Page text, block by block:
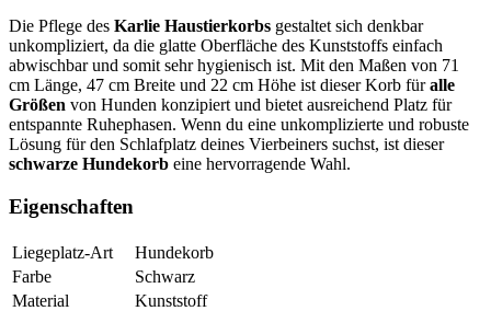
Die Pflege des Karlie Haustierkorbs gestaltet sich denkbar
unkompliziert, da die glatte Oberfläche des Kunststoffs einfach
abwischbar und somit sehr hygienisch ist. Mit den Maßen von 71
cm Länge, 47 cm Breite und 22 cm Höhe ist dieser Korb füralle
Größen von Hunden konzipiert und bietet ausreichend Platz für
entspannte Ruhephasen. Wenn du eine unkomplizierte und robuste
Lösung für den Schlafplatz deines Vierbeiners suchst, ist dieser
schwarze Hundekorb eine hervorragende Wahl.
Eigenschaften
Liegeplatz-Art
Hundekorb
Farbe
Schwarz
Material
Kunststoff